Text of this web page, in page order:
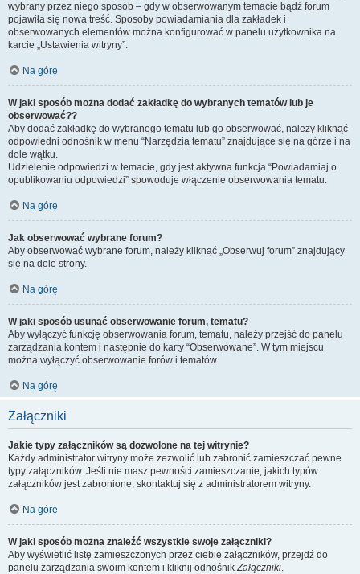
wybrany przez niego sposób – gdy w obserwowanym temacie bądź forum
pojawiła się nowa treść. Sposoby powiadamiania dla zakładek i
obserwowanych elementów można konfigurować w panelu użytkownika na
karcie „Ustawienia witryny”.
Na górę
W jaki sposób można dodać zakładkę do wybranych tematów lub je
obserwować??
Aby dodać zakładkę do wybranego tematu lub go obserwować, należy kliknąć
odpowiedni odnośnik w menu “Narzędzia tematu” znajdujące się na górze i na
dole wątku.
Udzielenie odpowiedzi w temacie, gdy jest aktywna funkcja “Powiadamiaj o
opublikowaniu odpowiedzi” spowoduje włączenie obserwowania tematu.
Na górę
Jak obserwować wybrane forum?
Aby obserwować wybrane forum, należy kliknąć „Obserwuj forum” znajdujący
się na dole strony.
Na górę
W jaki sposób usunąć obserwowanie forum, tematu?
Aby wyłączyć funkcję obserwowania forum, tematu, należy przejść do panelu
zarządzania kontem i następnie do karty “Obserwowane”. W tym miejscu
można wyłączyć obserwowanie forów i tematów.
Na górę
Załączniki
Jakie typy załączników są dozwolone na tej witrynie?
Każdy administrator witryny może zezwolić lub zabronić zamieszczać pewne
typy załączników. Jeśli nie masz pewności zamieszczanie, jakich typów
załączników jest zabronione, skontaktuj się z administratorem witryny.
Na górę
W jaki sposób można znaleźć wszystkie swoje załączniki?
Aby wyświetlić listę zamieszczonych przez ciebie załączników, przejdź do
panelu zarządzania swoim kontem i kliknij odnośnikZałączniki.